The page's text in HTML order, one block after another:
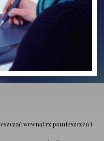
wewnątrz pomieszczeń i